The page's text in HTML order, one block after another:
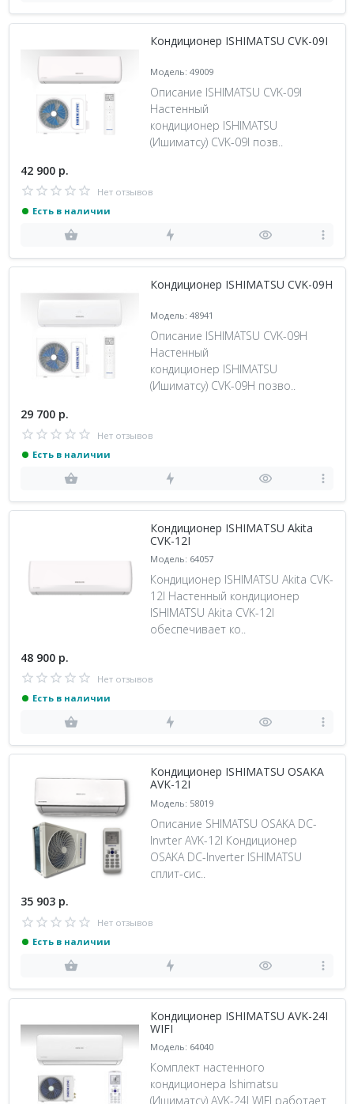
Кондиционер ISHIMATSU CVK-09I
Модель: 49009
Описание ISHIMATSU CVK-09I
Настенный
кондиционер ISHIMATSU
(Ишиматсу) CVK-09I позв..
42 900 р.
Нет отзывов
Есть в наличии
Кондиционер ISHIMATSU CVK-09H
Модель: 48941
Описание ISHIMATSU CVK-09H
Настенный
кондиционер ISHIMATSU
(Ишиматсу) CVK-09H позво..
29 700 р.
Нет отзывов
Есть в наличии
Кондиционер ISHIMATSU Akita
CVK-12I
Модель: 64057
Кондиционер ISHIMATSU Akita CVK-
12I Настенный кондиционер
ISHIMATSU Akita CVK-12I
обеспечивает ко..
48 900 р.
Нет отзывов
Есть в наличии
Кондиционер ISHIMATSU OSAKA
AVK-12I
Модель: 58019
Описание SHIMATSU OSAKA DC-
Invrter AVK-12I Кондиционер
OSAKA DC-Inverter ISHIMATSU
сплит-сис..
35 903 р.
Нет отзывов
Есть в наличии
Кондиционер ISHIMATSU AVK-24I
WIFI
Модель: 64040
Комплект настенного
кондиционера Ishimatsu
(Ишиматсу) AVK-24I WIFI работает